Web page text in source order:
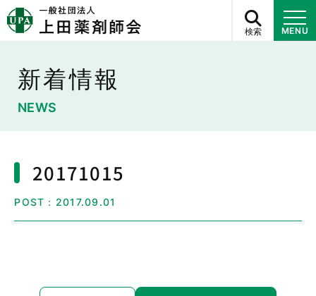
検索 MENU
新着情報
NEWS
20171015
POST：2017.09.01